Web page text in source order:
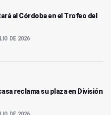
al Córdoba en el Trofeo del
DE 2026
reclama su plaza en División